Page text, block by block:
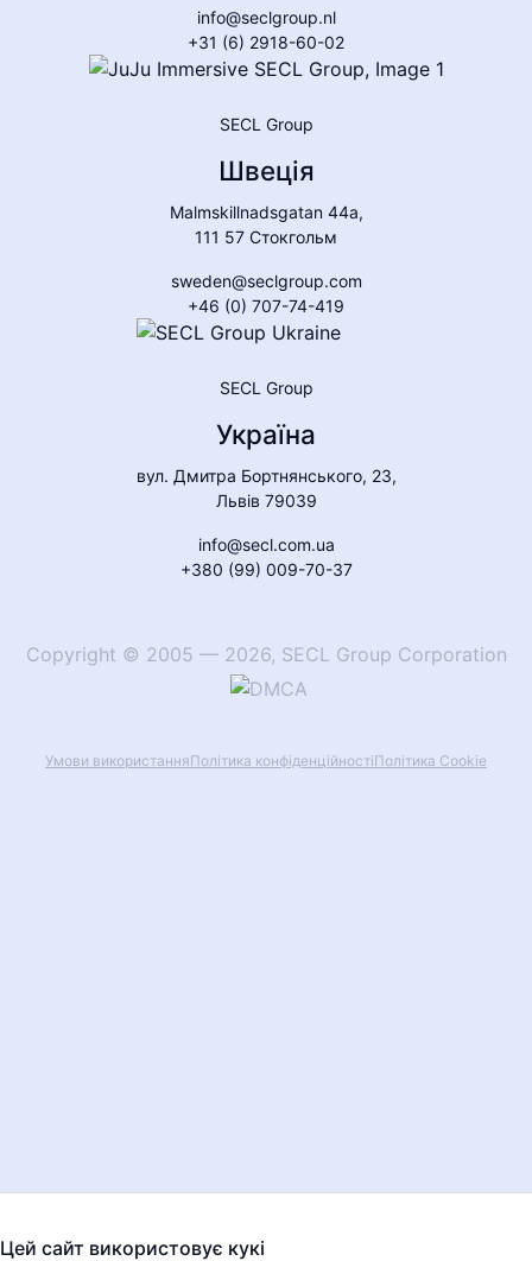
info@seclgroup.nl
+31 (6) 2918-60-02
SECL Group
Швеція
Malmskillnadsgatan 44a,
111 57 Стокгольм
sweden@seclgroup.com
+46 (0) 707-74-419
SECL Group
Україна
вул. Дмитра Бортнянського, 23,
Львів 79039
info@secl.com.ua
+380 (99) 009-70-37
Copyright © 2005 — 2026, SECL Group Corporation
Умови використанняПолітика конфіденційностіПолітика Сookie
Цей сайт використовує кукі